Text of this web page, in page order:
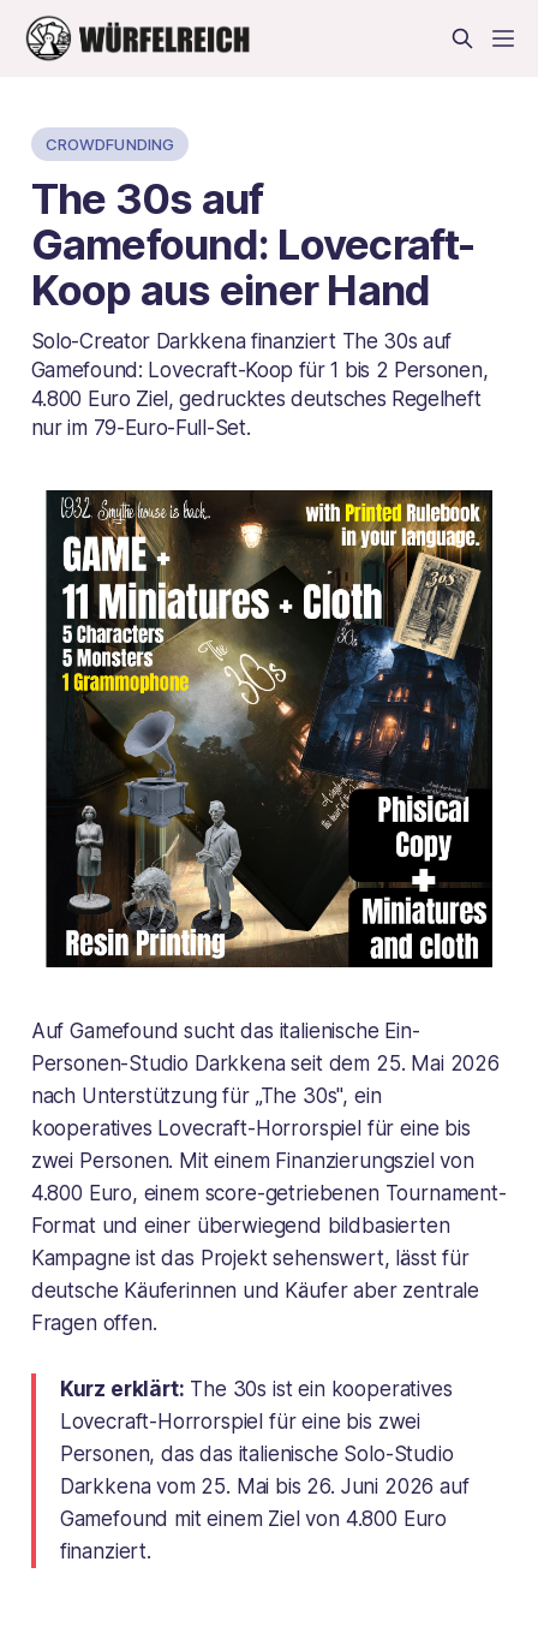
CROWDFUNDING
The 30s auf
Gamefound: Lovecraft-
Koop aus einer Hand
Solo-Creator Darkkena finanziert The 30s auf
Gamefound: Lovecraft-Koop für 1 bis 2 Personen,
4.800 Euro Ziel, gedrucktes deutsches Regelheft
nur im 79-Euro-Full-Set.
Auf Gamefound sucht das italienische Ein-
Personen-Studio Darkkena seit dem 25. Mai 2026
nach Unterstützung für „The 30s", ein
kooperatives Lovecraft-Horrorspiel für eine bis
zwei Personen. Mit einem Finanzierungsziel von
4.800 Euro, einem score-getriebenen Tournament-
Format und einer überwiegend bildbasierten
Kampagne ist das Projekt sehenswert, lässt für
deutsche Käuferinnen und Käufer aber zentrale
Fragen offen.
Kurz erklärt: The 30s ist ein kooperatives
Lovecraft-Horrorspiel für eine bis zwei
Personen, das das italienische Solo-Studio
Darkkena vom 25. Mai bis 26. Juni 2026 auf
Gamefound mit einem Ziel von 4.800 Euro
finanziert.